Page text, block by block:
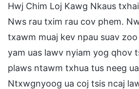
Hwj Chim Loj Kawg Nkaus
Nws rau txim rau cov phem.
txawm muaj kev npau suav
yam uas lawv nyiam yog qhov
plaws ntawm txhua tus neeg
Ntxwgnyoog ua coj tsis ncaj